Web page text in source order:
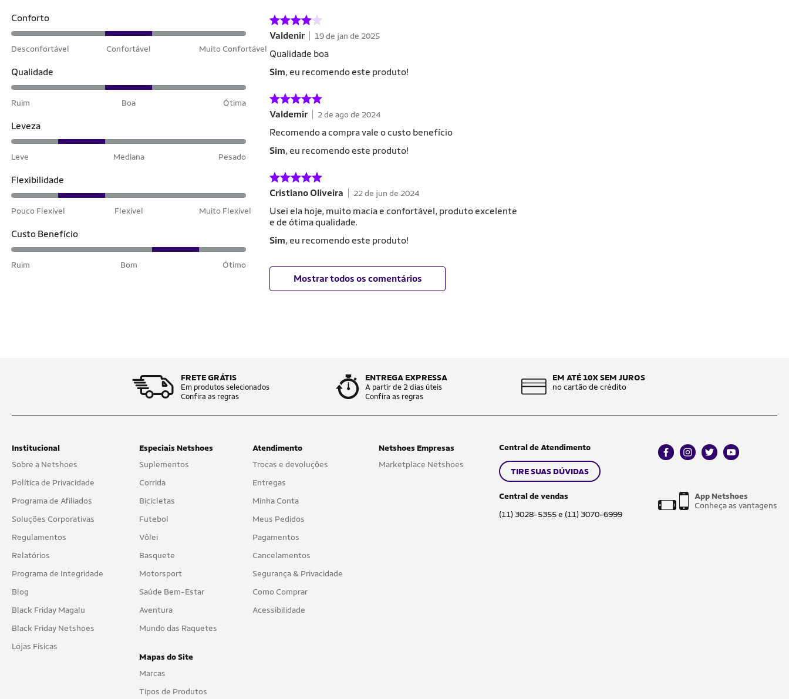
Conforto
Desconfortável Confortável Muito Confortável
Qualidade
Ruim Boa Ótima
Leveza
Leve Mediana Pesado
Flexibilidade
Pouco Flexível Flexível Muito Flexível
Custo Benefício
Ruim Bom Ótimo
Valdenir 19 de jan de 2025
Qualidade boa
Sim, eu recomendo este produto!
Valdemir 2 de ago de 2024
Recomendo a compra vale o custo benefício
Sim, eu recomendo este produto!
Cristiano Oliveira 22 de jun de 2024
Usei ela hoje, muito macia e confortável, produto excelente
e de ótima qualidade.
Sim, eu recomendo este produto!
Mostrar todos os comentários
FRETE GRÁTIS
Em produtos selecionados
Confira as regras
ENTREGA EXPRESSA
A partir de 2 dias úteis
Confira as regras
EM ATÉ 10X SEM JUROS
no cartão de crédito
Institucional
Sobre a Netshoes
Política de Privacidade
Programa de Afiliados
Soluções Corporativas
Regulamentos
Relatórios
Programa de Integridade
Blog
Black Friday Magalu
Black Friday Netshoes
Lojas Físicas
Especiais Netshoes
Suplementos
Corrida
Bicicletas
Futebol
Vôlei
Basquete
Motorsport
Saúde Bem-Estar
Aventura
Mundo das Raquetes
Mapas do Site
Marcas
Tipos de Produtos
Atendimento
Trocas e devoluções
Entregas
Minha Conta
Meus Pedidos
Pagamentos
Cancelamentos
Segurança & Privacidade
Como Comprar
Acessibilidade
Netshoes Empresas
Marketplace Netshoes
Central de Atendimento
TIRE SUAS DÚVIDAS
Central de vendas
(11) 3028-5355 e (11) 3070-6999
facebookinstagram
twitteryoutube
App Netshoes
Conheça as vantagens